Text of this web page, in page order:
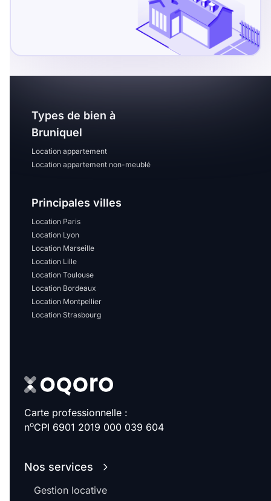
m2
m2
Nombre de chambres
disponibles
chambres
Espaces additionnels
Sélectionner...
Équipements des parties
communes
Ascenseur Gardien
Disponible à partir du
promotions sur honoraires
Types de bien à
Bruniquel
Location appartement
Location appartement non-meublé
Principales villes
Location Paris
Location Lyon
Location Marseille
Location Lille
Location Toulouse
Location Bordeaux
Location Montpellier
Location Strasbourg
Carte professionnelle :
noCPI 6901 2019 000 039 604
Nos services
Gestion locative